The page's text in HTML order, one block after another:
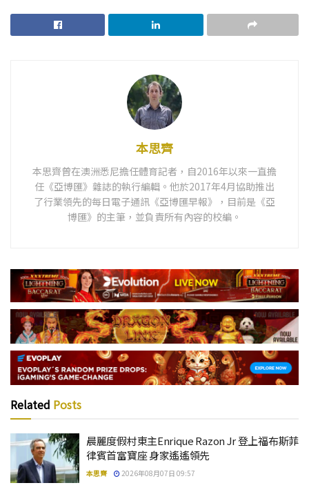
本思齊
本思齊曾在澳洲悉尼擔任體育記者，自2016年以來一直擔
任《亞博匯》雜誌的執行編輯。他於2017年4月協助推出
了行業領先的每日電子通訊《亞博匯早報》，目前是《亞
博匯》的主筆，並負責所有內容的校編。
Related Posts
晨麗度假村東主Enrique Razon Jr 登上福布斯菲
律賓首富寶座 身家遙遙領先
本思齊 2026年08月07日 09:57